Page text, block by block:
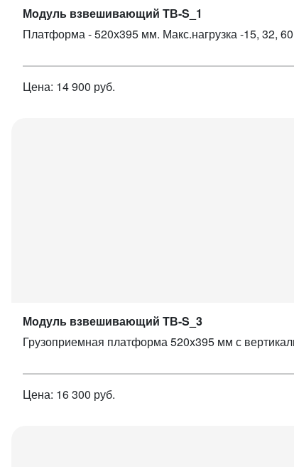
Модуль взвешивающий ТВ-S_1
Платформа - 520х395 мм. Макс.нагрузка -15, 32,
Цена: 14 900 руб.
Модуль взвешивающий ТВ-S_3
Грузоприемная платформа 520х395 мм с
Цена: 16 300 руб.